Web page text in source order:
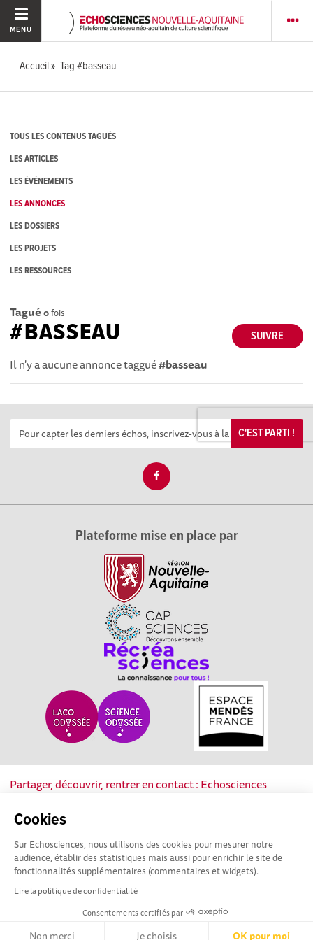
Cookies
Sur Echosciences, nous utilisons des cookies pour mesurer notre
audience, établir des statistiques mais aussi pour enrichir le site de
fonctionnalités supplémentaires (commentaires et widgets).
Lire la politique de confidentialité
Consentements certifiés par
Non merci Je choisis OK pour moi
MENU
Accueil Tag #basseau
TOUS LES CONTENUS TAGUÉS
LES ARTICLES
LES ÉVÉNEMENTS
LES ANNONCES
LES DOSSIERS
LES PROJETS
LES RESSOURCES
Tagué 0fois
SUIVRE
#BASSEAU
Il n'y a aucune annonce taggué#basseau
C'EST PARTI !
Plateforme mise en place par
Partager, découvrir, rentrer en contact : Echosciences
culture scientifique, technique et industrielle de la région.
Mentions légales|Politique de confidentialité|CGU
|Ligne éditoriale